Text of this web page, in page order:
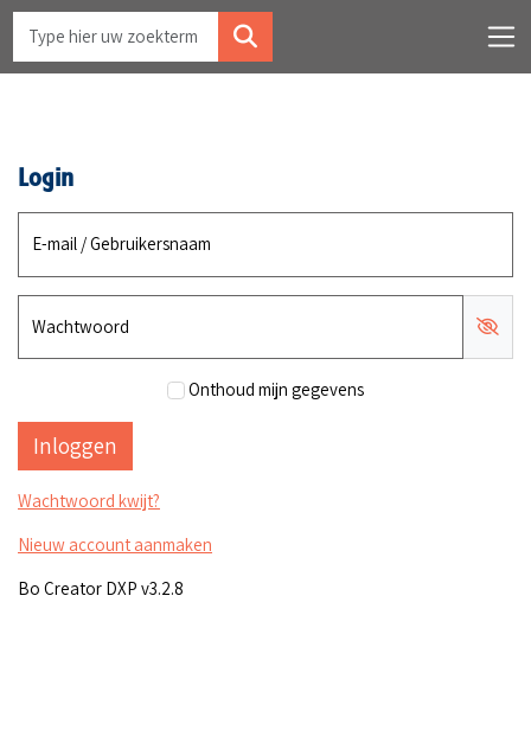
Login
E-mail / Gebruikersnaam
Wachtwoord
Onthoud mijn gegevens
Wachtwoord kwijt?
Nieuw account aanmaken
Bo Creator DXP v3.2.8